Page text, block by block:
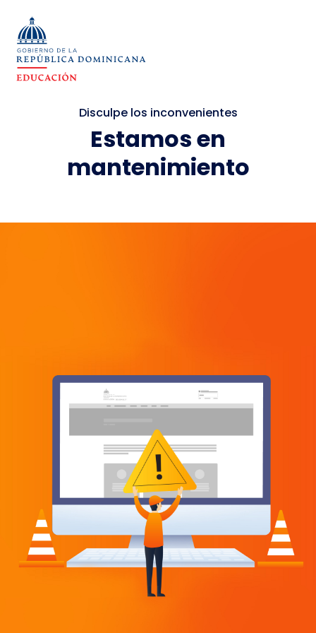
Disculpe los inconvenientes
Estamos en
mantenimiento